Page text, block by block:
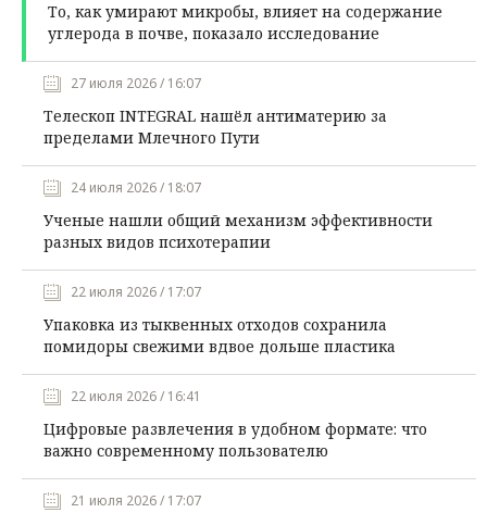
То, как умирают микробы, влияет на содержание
углерода в почве, показало исследование
27 июля 2026 / 16:07
Телескоп INTEGRAL нашёл антиматерию за
пределами Млечного Пути
24 июля 2026 / 18:07
Ученые нашли общий механизм эффективности
разных видов психотерапии
22 июля 2026 / 17:07
Упаковка из тыквенных отходов сохранила
помидоры свежими вдвое дольше пластика
22 июля 2026 / 16:41
Цифровые развлечения в удобном формате: что
важно современному пользователю
21 июля 2026 / 17:07